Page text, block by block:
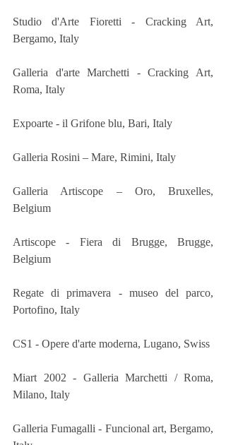
Studio d'Arte Fioretti - Cracking Art,
Bergamo, Italy
Galleria d'arte Marchetti - Cracking Art,
Roma, Italy
Expoarte - il Grifone blu, Bari, Italy
Galleria Rosini – Mare, Rimini, Italy
Galleria Artiscope – Oro, Bruxelles,
Belgium
Artiscope - Fiera di Brugge, Brugge,
Belgium
Regate di primavera - museo del parco,
Portofino, Italy
CS1 - Opere d'arte moderna, Lugano, Swiss
Miart 2002 - Galleria Marchetti / Roma,
Milano, Italy
Galleria Fumagalli - Funcional art, Bergamo,